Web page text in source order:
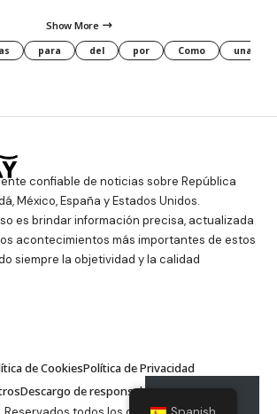
Show More
para del por Como una
confiable de noticias sobre República
México, España y Estados Unidos.
es brindar información precisa, actualizada
acontecimientos más importantes de estos
siempre la objetividad y la calidad
de CookiesPolítica de Privacidad
Descargo de responsabilidad